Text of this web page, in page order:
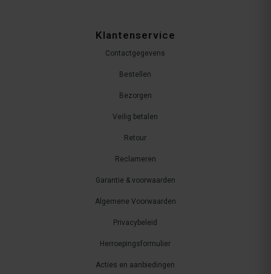
Klantenservice
Contactgegevens
Bestellen
Bezorgen
Veilig betalen
Retour
Reclameren
Garantie & voorwaarden
Algemene Voorwaarden
Privacybeleid
Herroepingsformulier
Acties en aanbiedingen